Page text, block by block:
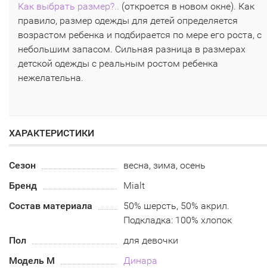
Как выбрать размер?.. (откроется в новом окне). Как
правило, размер одежды для детей определяется
возрастом ребенка и подбирается по мере его роста, с
небольшим запасом. Сильная разница в размерах
детской одежды с реальным ростом ребенка
нежелательна.
ХАРАКТЕРИСТИКИ
Сезон
весна, зима, осень
Бренд
Mialt
Состав материала
50% шерсть, 50% акрил.
Подкладка: 100% хлопок
Пол
для девочки
Модель М
Динара